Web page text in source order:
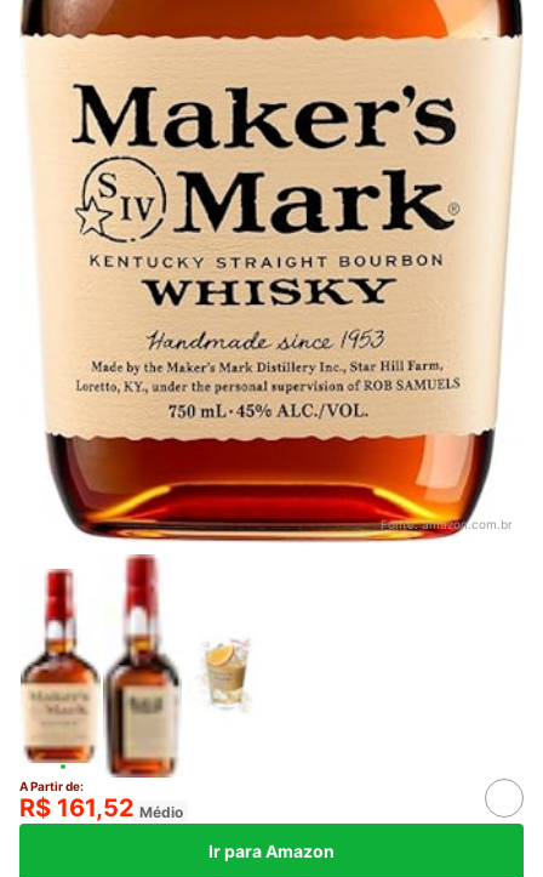
Fonte:amazon.com.br
A Partir de:
R$ 161,52 Médio
Ir para Amazon